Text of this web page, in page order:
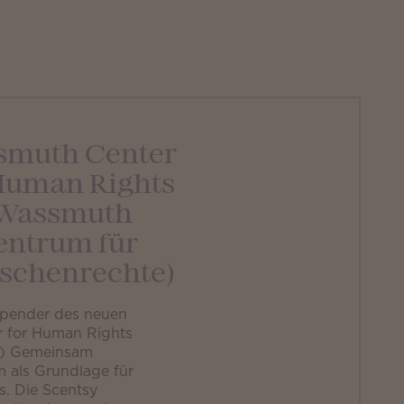
Center
Rights
für
des neuen
for Human Rights
Gemeinsam
als Grundlage für
Die Scentsy